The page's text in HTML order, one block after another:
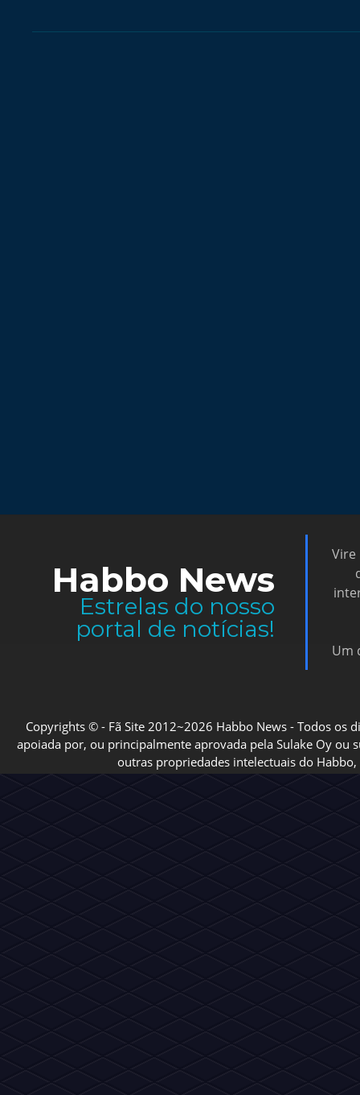
Habbo News
Estrelas do nosso
portal de notícias!
Vire
Um
Copyrights © - Fã Site 2012~2026 Habbo News - Todos os
apoiada por, ou principalmente aprovada pela Sulake Oy ou
outras propriedades intelectuais do